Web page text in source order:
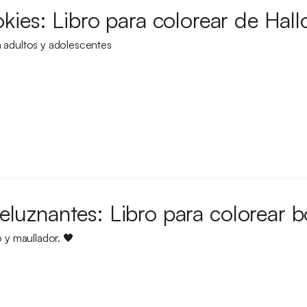
Libro para colorear de
y adolescentes
Libro para colorear
maullador. 🖤